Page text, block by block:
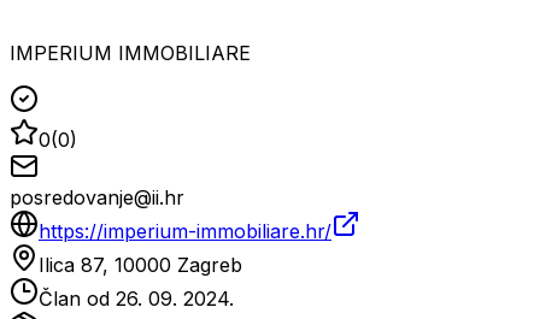
IMPERIUM IMMOBILIARE
0(0)
posredovanje@ii.hr
https://imperium-immobiliare.hr/
Ilica 87, 10000 Zagreb
Član od 26. 09. 2024.